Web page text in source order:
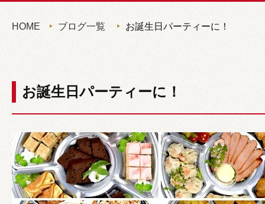
カップディッシュ
*個包装タイプ
ハイグレード
HOME ブログ一覧 お誕生日パーティーに！
お誕生日パーティーに！